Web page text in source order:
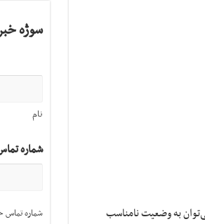
به وضعیت نامناسب
سوژه
نام
شماره
شماره تماس